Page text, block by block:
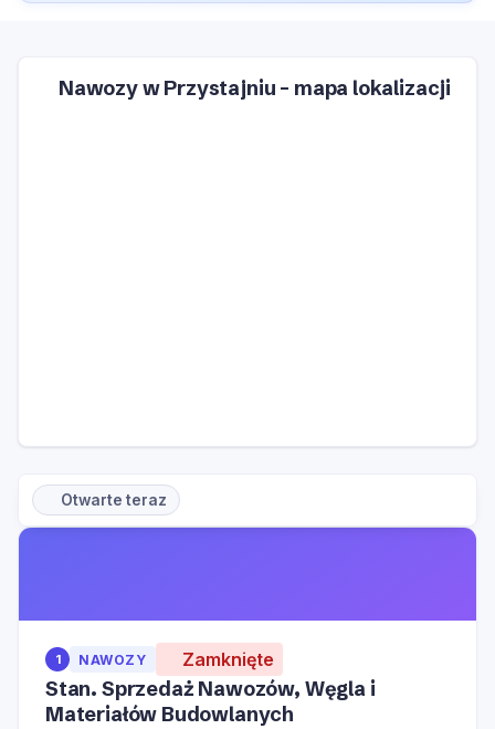
Otwarte teraz
1 NAWOZY Zamknięte
Stan. Sprzedaż Nawozów, Węgla i
Materiałów Budowlanych
Nawozy w Przystajniu – mapa lokalizacji